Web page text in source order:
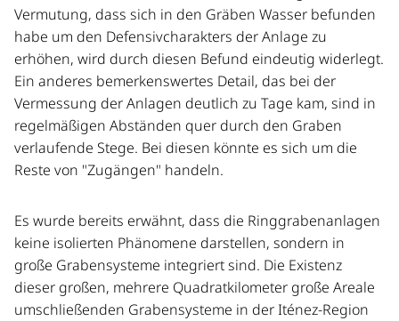
Vermutung, dass sich in den Gräben Wasser befunden
habe um den Defensivcharakters der Anlage zu
erhöhen, wird durch diesen Befund eindeutig widerlegt.
Ein anderes bemerkenswertes Detail, das bei der
Vermessung der Anlagen deutlich zu Tage kam, sind in
regelmäßigen Abständen quer durch den Graben
verlaufende Stege. Bei diesen könnte es sich um die
Reste von "Zugängen" handeln.
Es wurde bereits erwähnt, dass die Ringgrabenanlagen
keine isolierten Phänomene darstellen, sondern in
große Grabensysteme integriert sind. Die Existenz
dieser großen, mehrere Quadratkilometer große Areale
umschließenden Grabensysteme in der Iténez-Region